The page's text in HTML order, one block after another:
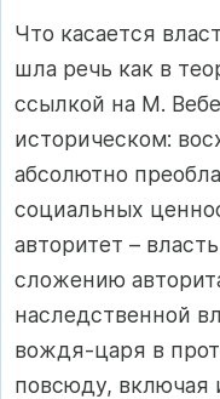
Что касается
шла речь как в
ссылкой на М.
историческом:
абсолютно
социальных
авторитет –
сложению
наследственной
вождя‑царя в
повсюду, включая